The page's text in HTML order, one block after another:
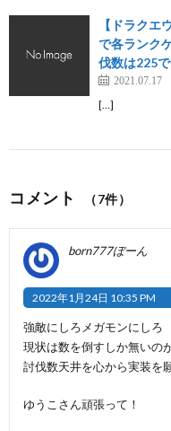
【ドラクエ
で各ランク
伐数は225
2021.07.17
[…]
コメント （7件）
born777ぼーん
2022年1月24日 10:35 PM
強敵にしろメガモンにしろ
現状は数を倒すしか無いの
討伐数天井を心から実装を
ゆうこさん頑張って！